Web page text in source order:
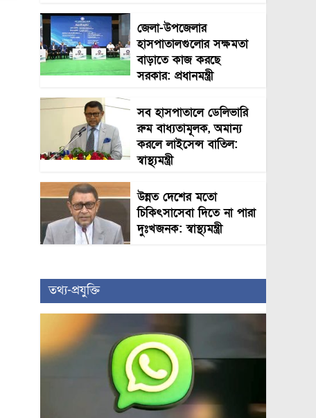
জেলা-উপজেলার
হাসপাতালগুলোর সক্ষমতা
বাড়াতে কাজ করছে
সরকার: প্রধানমন্ত্রী
সব হাসপাতালে ডেলিভারি
রুম বাধ্যতামূলক, অমান্য
করলে লাইসেন্স বাতিল:
স্বাস্থ্যমন্ত্রী
উন্নত দেশের মতো
চিকিৎসাসেবা দিতে না পারা
দুঃখজনক: স্বাস্থ্যমন্ত্রী
তথ্য-প্রযুক্তি